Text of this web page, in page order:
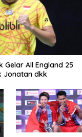
Gelar All England 25
Jonatan dkk